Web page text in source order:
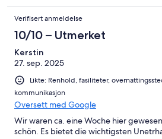
Verifisert anmeldelse
10/10 – Utmerket
Kerstin
27. sep. 2025
Likte: Renhold, fasiliteter,
kommunikasjon
Oversett med Google
Wir waren ca. eine Woche hier
schön. Es bietet die wichtigsten